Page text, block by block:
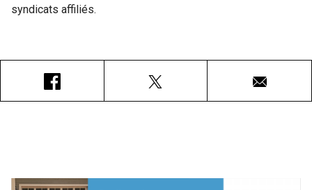
syndicats affiliés.
Courriel